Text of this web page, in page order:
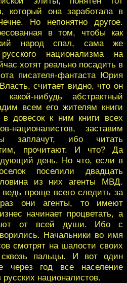
который она заработала в
Но непонятно другое.
в том, чтобы как
народ спал, сама же
национализма на
хотят реально посадить в
писателя-фантаста Юрия
считает видно, что он
нибудь абстрактный
всем его жителям книги
в довесок к ним книги всех
националистов, заставим
заплачут, ибо читать
прочитают. И что? Да
день. Но что, если в
поселили двадцать
из них агенты МВД.
проще всего следить за
они агенты, то имеют
начинает процветать, а
от всей души. Ибо с
Начальники во имя
смотрят на шалости своих
пальцы. И вот один
через год все население
националистов.